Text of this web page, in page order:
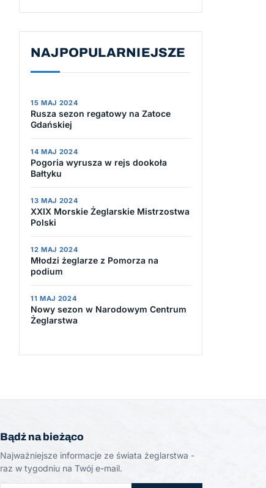
NAJPOPULARNIEJSZE
15 MAJ 2024
Rusza sezon regatowy na Zatoce
Gdańskiej
14 MAJ 2024
Pogoria wyrusza w rejs dookoła
Bałtyku
13 MAJ 2024
XXIX Morskie Żeglarskie Mistrzostwa
Polski
12 MAJ 2024
Młodzi żeglarze z Pomorza na
podium
11 MAJ 2024
Nowy sezon w Narodowym Centrum
Żeglarstwa
Bądź na bieżąco
Najważniejsze informacje ze świata żeglarstwa -
raz w tygodniu na Twój e-mail.